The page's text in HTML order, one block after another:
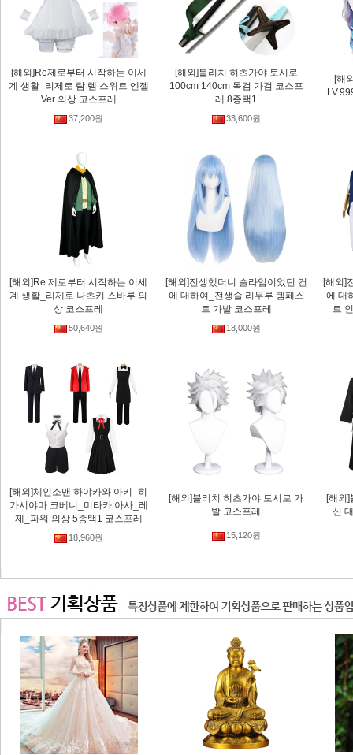
[해외]Re제로부터 시작하는 이세
계 생활_리제로 람 렘 스위트 엔젤
Ver 의상 코스프레
37,200원
[해외]블리치 히츠가야 토시로
100cm 140cm 목검 가검 코스프
레 8종택1
33,600원
[해
[해외]Re 제로부터 시작하는 이세
계 생활_리제로 나츠키 스바루 의
상 코스프레
50,640원
[해외]전생했더니 슬라임이었던 건
에 대하여_전생슬 리무루 템페스
트 가발 코스프레
18,000원
[해외]
에 대
트
[해외]체인소맨 하야카와 아키_히
가시야마 코베니_미타카 아사_레
제_파워 의상 5종택1 코스프레
18,960원
[해외]블리치 히츠가야 토시로 가
발 코스프레
15,120원
[해외
신